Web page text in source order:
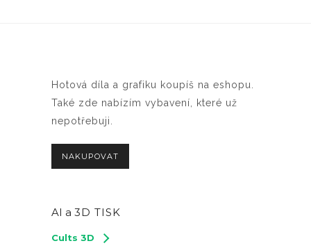
Hotová díla a grafiku koupíš na eshopu.
Také zde nabízím vybavení, které už
nepotřebuji.
NAKUPOVAT
AI a 3D TISK
Cults 3D